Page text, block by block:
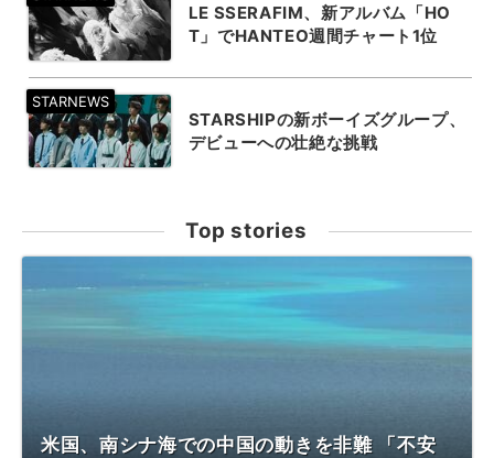
LE SSERAFIM、新アルバム「HO
T」でHANTEO週間チャート1位
STARSHIPの新ボーイズグループ、
デビューへの壮絶な挑戦
Top stories
米国、南シナ海での中国の動きを非難 「不安